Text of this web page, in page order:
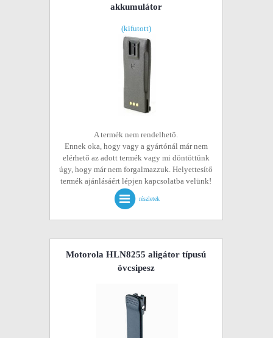
akkumulátor
(kifutott)
A termék nem rendelhető.
Ennek oka, hogy vagy a gyártónál már nem
elérhető az adott termék vagy mi döntöttünk
úgy, hogy már nem forgalmazzuk. Helyettesítő
termék ajánlásáért lépjen kapcsolatba velünk!
részletek
Motorola HLN8255 aligátor típusú
övcsipesz